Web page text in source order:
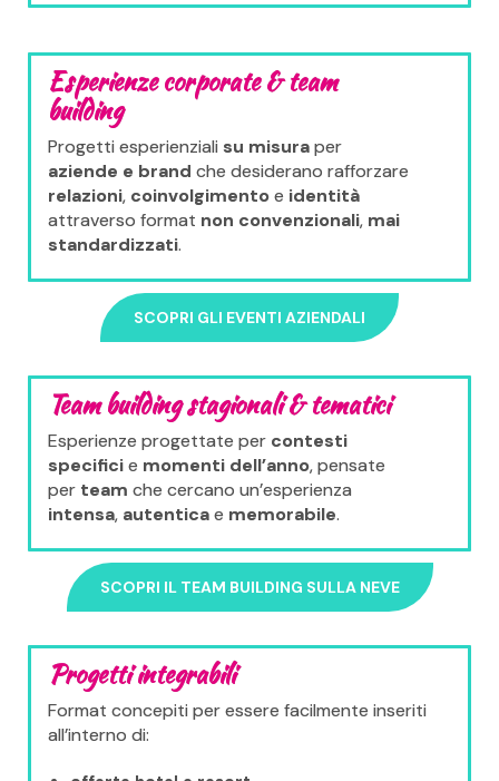
Esperienze corporate & team
building
Progetti esperienzialisu misuraper
aziende e brand che desiderano rafforzare
relazioni, coinvolgimentoe identità
attraverso format non convenzionali, mai
standardizzati.
SCOPRI GLI EVENTI AZIENDALI
Team building stagionali & tematici
Esperienze progettate per contesti
specificie momenti dell’anno, pensate
per team che cercano un’esperienza
intensa, autenticae memorabile.
SCOPRI IL TEAM BUILDING SULLA NEVE
Progetti integrabili
Format concepiti per essere facilmente inseriti
all’interno di: